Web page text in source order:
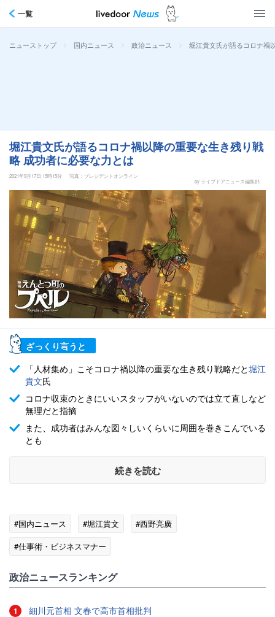
一覧
ニューストップ > 国内ニュース > 政治ニュース > 堀江貴文氏が語るコロナ禍
堀江貴文氏が語るコロナ禍以降の重要な生き残り戦
略 成功者に必要な力とは
2021年9月17日 15時15分
写真：プレジデントオンライン
by ライブドアニュース編集部
ざっくり言うと
「人材集め」こそコロナ禍以降の重要な生き残り戦略だと堀江
貴文氏
コロナ収束のときにいいスタッフがいないのでは立て直しなど
無理だと指摘
また、成功者はみんな図々しいくらいに周囲を巻きこんでいる
とも
続きを読む
#国内ニュース #堀江貴文
#西野亮廣
#仕事術・ビジネスマナー
政治ニュースランキング
1 細川元首相 文春で高市首相批判